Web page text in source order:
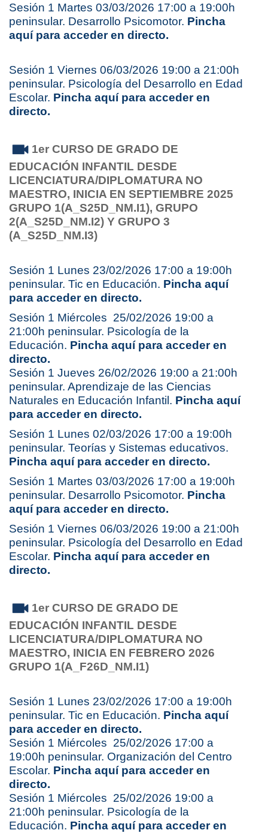
Sesión 1 Martes 03/03/2026 17:00 a 19:00h
peninsular. Desarrollo Psicomotor. Pincha
aquí para acceder en directo.
Sesión 1 Viernes 06/03/2026 19:00 a 21:00h
peninsular. Psicología del Desarrollo en Edad
Escolar. Pincha aquí para acceder en
directo.
1er CURSO DE GRADO DE
EDUCACIÓN INFANTIL DESDE
LICENCIATURA/DIPLOMATURA NO
MAESTRO, INICIA EN SEPTIEMBRE 2025
GRUPO 1(A_S25D_NM.I1), GRUPO
2(A_S25D_NM.I2) Y GRUPO 3
(A_S25D_NM.I3)
Sesión 1 Lunes 23/02/2026 17:00 a 19:00h
peninsular. Tic en Educación. Pincha aquí
para acceder en directo.
Sesión 1 Miércoles 25/02/2026 19:00 a
21:00h peninsular. Psicología de la
Educación. Pincha aquí para acceder en
directo.
Sesión 1 Jueves 26/02/2026 19:00 a 21:00h
peninsular. Aprendizaje de las Ciencias
Naturales en Educación Infantil. Pincha aquí
para acceder en directo.
Sesión 1 Lunes 02/03/2026 17:00 a 19:00h
peninsular. Teorías y Sistemas educativos.
Pincha aquí para acceder en directo.
Sesión 1 Martes 03/03/2026 17:00 a 19:00h
peninsular. Desarrollo Psicomotor. Pincha
aquí para acceder en directo.
Sesión 1 Viernes 06/03/2026 19:00 a 21:00h
peninsular. Psicología del Desarrollo en Edad
Escolar. Pincha aquí para acceder en
directo.
1er CURSO DE GRADO DE
EDUCACIÓN INFANTIL DESDE
LICENCIATURA/DIPLOMATURA NO
MAESTRO, INICIA EN FEBRERO 2026
GRUPO 1(A_F26D_NM.I1)
Sesión 1 Lunes 23/02/2026 17:00 a 19:00h
peninsular. Tic en Educación. Pincha aquí
para acceder en directo.
Sesión 1 Miércoles 25/02/2026 17:00 a
19:00h peninsular. Organización del Centro
Escolar. Pincha aquí para acceder en
directo.
Sesión 1 Miércoles 25/02/2026 19:00 a
21:00h peninsular. Psicología de la
Educación. Pincha aquí para acceder en